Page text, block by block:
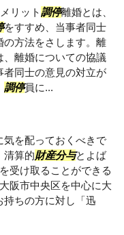
リット調停離婚とは、
をすすめ、当事者同士
の方法をさします。離
離婚についての協議
者同士の意見の対立が
調停員に...
気を配っておくべきで
清算的財産分与とよば
受け取ることができる
阪市中央区を中心に大
ちの方に対し「迅